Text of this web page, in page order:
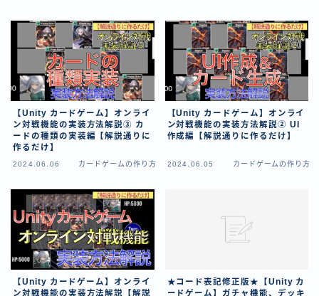
運営者情報
【Unity カードゲーム】オンライ
ン対戦機能の実装方法解説③ カ
ードの種類の実装編【解説通りに
作るだけ】
2024.06.06 カードゲームの作り方
【Unity カードゲーム】オンライ
ン対戦機能の実装方法解説② UI
作成編【解説通りに作るだけ】
2024.06.05 カードゲームの作り方
【Unity カードゲーム】オンライ
ン対戦機能の実装方法解説【解説
★コード表記修正版★【Unity カ
ードゲーム】ガチャ機能、デッキ